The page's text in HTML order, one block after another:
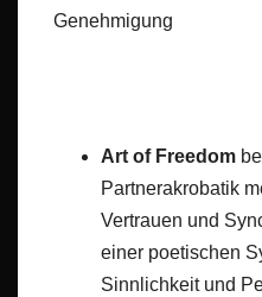
Genehmigung
Art of Freedom
Partnerakrobatik
Vertrauen und
einer poetischen
Sinnlichkeit und